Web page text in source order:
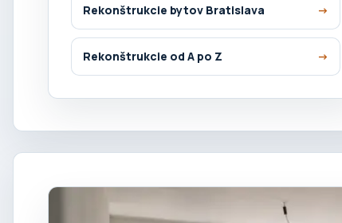
Rekonštrukcie bytov Bratislava
Rekonštrukcie od A po Z